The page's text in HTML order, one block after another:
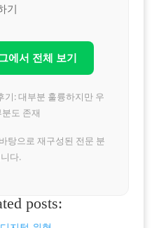
기
에서 전체 보기
기: 대부분 훌륭하지만 우
도 존재
탕으로 재구성된 전문 분
다.
posts: